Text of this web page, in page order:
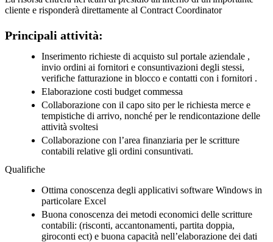
cliente e risponderà direttamente al Contract Coordinator
Principali attività:
Inserimento richieste di acquisto sul portale aziendale ,
invio ordini ai fornitori e consuntivazioni degli stessi,
verifiche fatturazione in blocco e contatti con i fornitori .
Elaborazione costi budget commessa
Collaborazione con il capo sito per le richiesta merce e
tempistiche di arrivo, nonché per le rendicontazione delle
attività svoltesi
Collaborazione con l’area finanziaria per le scritture
contabili relative gli ordini consuntivati.
Qualifiche
Ottima conoscenza degli applicativi software Windows in
particolare Excel
Buona conoscenza dei metodi economici delle scritture
contabili: (risconti, accantonamenti, partita doppia,
giroconti ect) e buona capacità nell’elaborazione dei dati